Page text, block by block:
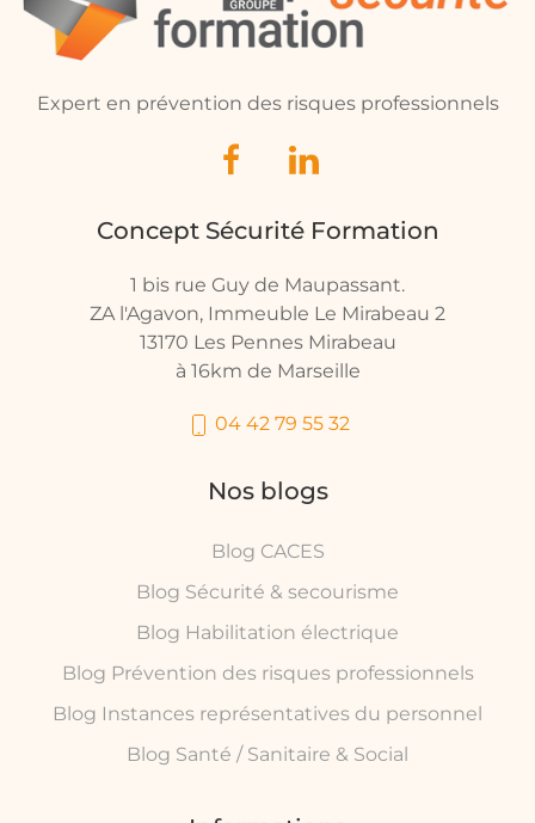
Expert en prévention des risques professionnels
Concept Sécurité Formation
1 bis rue Guy de Maupassant.
ZA l'Agavon, Immeuble Le Mirabeau 2
13170 Les Pennes Mirabeau
à 16km de Marseille
04 42 79 55 32
Nos blogs
Blog CACES
Blog Sécurité & secourisme
Blog Habilitation électrique
Blog Prévention des risques professionnels
Blog Instances représentatives du personnel
Blog Santé / Sanitaire & Social